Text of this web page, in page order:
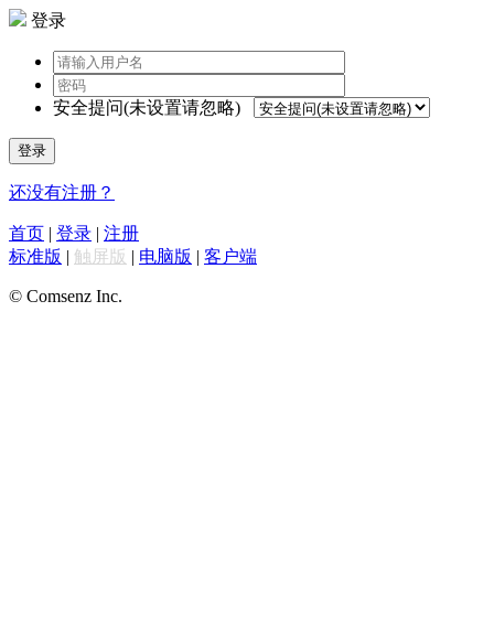
登录
安全提问(未设置请忽略)
登录
还没有注册？
首页 | 登录 | 注册
标准版 | 触屏版 | 电脑版 | 客户端
© Comsenz Inc.